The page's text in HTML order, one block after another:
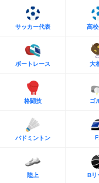
サッカー代表 高
ボートレース 大
格闘技 ゴ
バドミントン
陸上 Bリ